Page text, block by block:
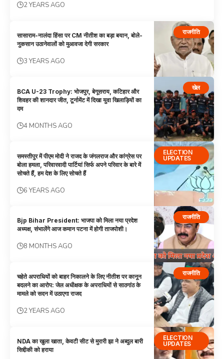
2 YEARS AGO
राजनीति
सासाराम-नालंदा हिंसा पर CM नीतीश का बड़ा बयान, बोले-
नुकसान उठानेवालों को मुआवजा देगी सरकार
3 YEARS AGO
खेल
BCA U-23 Trophy: भोजपुर, बेगूसराय, कटिहार और
शिवहर की शानदार जीत, टूर्नामेंट में दिखा युवा खिलाड़ियों का
दम
4 MONTHS AGO
ELECTION
UPDATES
समस्‍तीपुर में पीएम मोदी ने राजद के जंगलराज और कांग्रेस पर
बोला हमला, परिवारवादी पार्टियां सिर्फ अपने परिवार के बारे में
सोचते हैं, हम देश के लिए सोचते हैं
6 YEARS AGO
राजनीति
Bjp Bihar President: भाजपा को मिला नया प्रदेश
अध्यक्ष, संभालेंगे आज कमान पटना में होगी ताजपोशी।
8 MONTHS AGO
राजनीति
चहेते अपराधियों को बाहर निकालने के लिए नीतीश पर कानून
बदलने का आरोप: जेल अधीक्षक के अपराधियों से साठगांठ के
मामले को सदन में उठाएगा राजद
2 YEARS AGO
ELECTION
UPDATES
NDA का खुला खाता, केवटी सीट से मुरारी झा ने अब्दुल बारी
सिद्दीकी को हराया